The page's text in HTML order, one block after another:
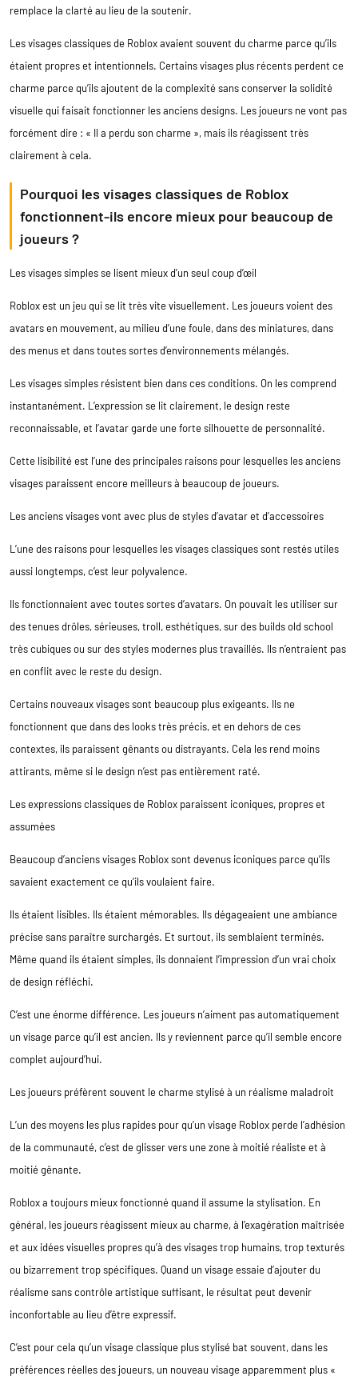
remplace la clarté au lieu de la soutenir.
Les visages classiques de Roblox avaient souvent du charme parce qu’ils
étaient propres et intentionnels. Certains visages plus récents perdent ce
charme parce qu’ils ajoutent de la complexité sans conserver la solidité
visuelle qui faisait fonctionner les anciens designs. Les joueurs ne vont pas
forcément dire : « Il a perdu son charme », mais ils réagissent très
clairement à cela.
Pourquoi les visages classiques de Roblox
fonctionnent-ils encore mieux pour beaucoup de
joueurs ?
Les visages simples se lisent mieux d’un seul coup d’œil
Roblox est un jeu qui se lit très vite visuellement. Les joueurs voient des
avatars en mouvement, au milieu d’une foule, dans des miniatures, dans
des menus et dans toutes sortes d’environnements mélangés.
Les visages simples résistent bien dans ces conditions. On les comprend
instantanément. L’expression se lit clairement, le design reste
reconnaissable, et l’avatar garde une forte silhouette de personnalité.
Cette lisibilité est l’une des principales raisons pour lesquelles les anciens
visages paraissent encore meilleurs à beaucoup de joueurs.
Les anciens visages vont avec plus de styles d’avatar et d’accessoires
L’une des raisons pour lesquelles les visages classiques sont restés utiles
aussi longtemps, c’est leur polyvalence.
Ils fonctionnaient avec toutes sortes d’avatars. On pouvait les utiliser sur
des tenues drôles, sérieuses, troll, esthétiques, sur des builds old school
très cubiques ou sur des styles modernes plus travaillés. Ils n’entraient pas
en conflit avec le reste du design.
Certains nouveaux visages sont beaucoup plus exigeants. Ils ne
fonctionnent que dans des looks très précis, et en dehors de ces
contextes, ils paraissent gênants ou distrayants. Cela les rend moins
attirants, même si le design n’est pas entièrement raté.
Les expressions classiques de Roblox paraissent iconiques, propres et
assumées
Beaucoup d’anciens visages Roblox sont devenus iconiques parce qu’ils
savaient exactement ce qu’ils voulaient faire.
Ils étaient lisibles. Ils étaient mémorables. Ils dégageaient une ambiance
précise sans paraître surchargés. Et surtout, ils semblaient terminés.
Même quand ils étaient simples, ils donnaient l’impression d’un vrai choix
de design réfléchi.
C’est une énorme différence. Les joueurs n’aiment pas automatiquement
un visage parce qu’il est ancien. Ils y reviennent parce qu’il semble encore
complet aujourd’hui.
Les joueurs préfèrent souvent le charme stylisé à un réalisme maladroit
L’un des moyens les plus rapides pour qu’un visage Roblox perde l’adhésion
de la communauté, c’est de glisser vers une zone à moitié réaliste et à
moitié gênante.
Roblox a toujours mieux fonctionné quand il assume la stylisation. En
général, les joueurs réagissent mieux au charme, à l’exagération maîtrisée
et aux idées visuelles propres qu’à des visages trop humains, trop texturés
ou bizarrement trop spécifiques. Quand un visage essaie d’ajouter du
réalisme sans contrôle artistique suffisant, le résultat peut devenir
inconfortable au lieu d’être expressif.
C’est pour cela qu’un visage classique plus stylisé bat souvent, dans les
préférences réelles des joueurs, un nouveau visage apparemment plus «